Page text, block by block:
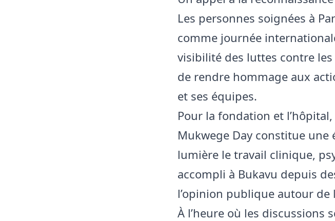
Les personnes soignées à
comme journée
visibilité des luttes contre
de rendre hommage aux
et ses équipes.
Pour la fondation et
Mukwege Day constitue
lumière le travail clinique,
accompli à Bukavu depuis
l’opinion publique autour de
À l’heure où les discussions